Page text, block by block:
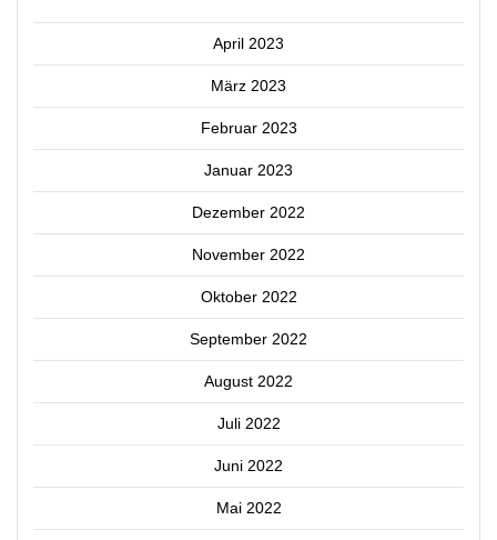
April 2023
März 2023
Februar 2023
Januar 2023
Dezember 2022
November 2022
Oktober 2022
September 2022
August 2022
Juli 2022
Juni 2022
Mai 2022